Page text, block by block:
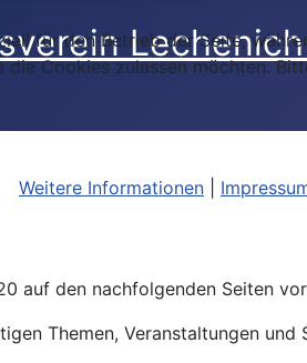
auf den nachfolgenden Seiten
Themen, Veranstaltungen
für den Betrieb der Seite,
Cookies zulassen möchten.
Weitere Informationen